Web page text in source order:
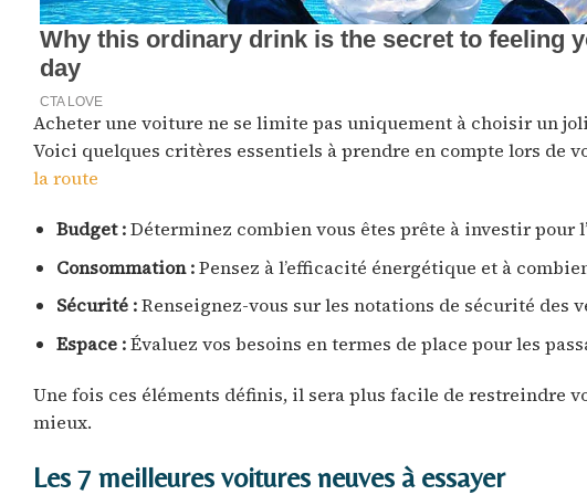
Acheter une voiture ne se limite pas uniquement à choisir un
Voici quelques critères essentiels à prendre en compte lors de
la route
Budget :Déterminez combien vous êtes prête à investir pour
Consommation :Pensez à l’efficacité énergétique et à
Sécurité :Renseignez-vous sur les notations de sécurité des
Espace :Évaluez vos besoins en termes de place pour les
Une fois ces éléments définis, il sera plus facile de restreindre
mieux.
Les 7 meilleures voitures neuves à essayer